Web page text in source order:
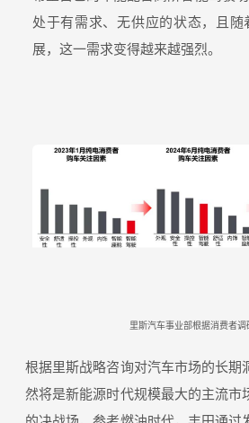
处于有需求、无供应的状态，且
展，这一需求变得越来越强烈。
里斯汽车事业部根据消费者调
根据里斯战略咨询对汽车市场的长期
然将是新能源时代规模最大的主流市